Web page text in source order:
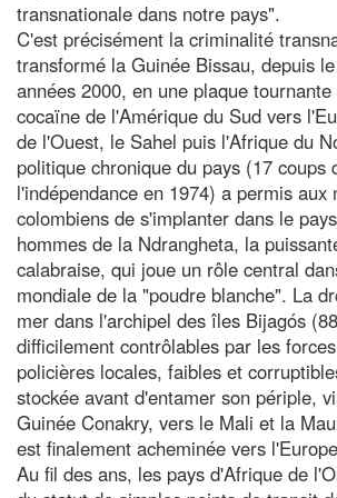
transnationale dans notre pays".
C'est précisément la criminalité
transformé la Guinée Bissau, depuis
années 2000, en une plaque
cocaïne de l'Amérique du Sud vers
de l'Ouest, le Sahel puis l'Afrique du
politique chronique du pays (17 coups
l'indépendance en 1974) a permis aux
colombiens de s'implanter dans le
hommes de la Ndrangheta, la
calabraise, qui joue un rôle central
mondiale de la "poudre blanche". La
mer dans l'archipel des îles Bijagós
difficilement contrôlables par les
policières locales, faibles et
stockée avant d'entamer son périple,
Guinée Conakry, vers le Mali et la
est finalement acheminée vers
Au fil des ans, les pays d'Afrique de